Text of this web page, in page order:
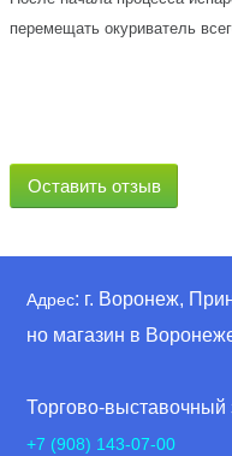
перемещать окуриватель
Оставить отзыв
Адрес: г. Воронеж,
но магазин в
Торгово-выставочный
+7 (908) 143-07-00